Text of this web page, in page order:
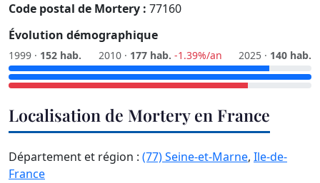
Code postal de Mortery : 77160
Évolution démographique
1999 · 152 hab. 2010 · 177 hab. -1.39%/an 2025 · 140 hab.
Localisation de Mortery en France
Département et région : (77) Seine-et-Marne, Ile-de-
France